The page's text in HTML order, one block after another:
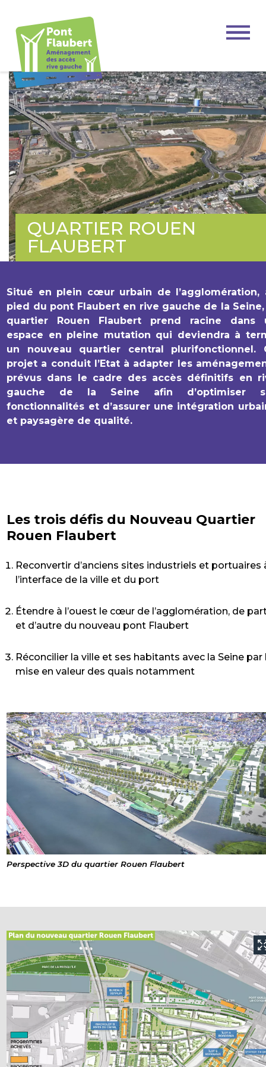
QUARTIER ROUEN
FLAUBERT
Situé en plein cœur urbain de l’agglomération,
pied du pont Flaubert en rive gauche de la
quartier Rouen Flaubert prend racine dans
espace en pleine mutation qui deviendra à
un nouveau quartier central plurifonctionnel.
projet a conduit l’Etat à adapter les
prévus dans le cadre des accès définitifs en
gauche de la Seine afin d’optimiser
fonctionnalités et d’assurer une intégration
et paysagère de qualité.
Les trois défis du Nouveau Quartier
Rouen Flaubert
Reconvertir d’anciens sites industriels et portuaires
l’interface de la ville et du port
Étendre à l’ouest le cœur de l’agglomération, de
et d’autre du nouveau pont Flaubert
Réconcilier la ville et ses habitants avec la Seine par
mise en valeur des quais notamment
Perspective 3D du quartier Rouen Flaubert